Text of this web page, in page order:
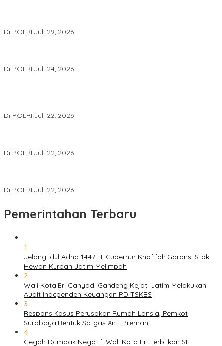
Di POLRI|Juli 29, 2026
Di POLRI|Juli 24, 2026
Di POLRI|Juli 22, 2026
Di POLRI|Juli 22, 2026
Di POLRI|Juli 22, 2026
Pemerintahan Terbaru
1
Jelang Idul Adha 1447 H, Gubernur Khofifah Garansi Stok
Hewan Kurban Jatim Melimpah
2
Wali Kota Eri Cahyadi Gandeng Kejati Jatim Melakukan
Audit Independen Keuangan PD TSKBS
3
Respons Kasus Perusakan Rumah Lansia, Pemkot
Surabaya Bentuk Satgas Anti-Preman
4
Cegah Dampak Negatif, Wali Kota Eri Terbitkan SE